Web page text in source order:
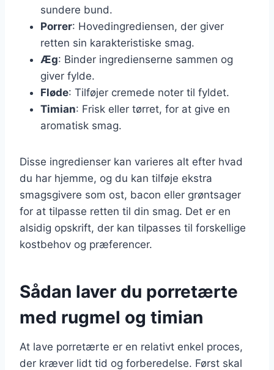
sundere bund.
Porrer: Hovedingrediensen, der giver
retten sin karakteristiske smag.
Æg: Binder ingredienserne sammen og
giver fylde.
Fløde: Tilføjer cremede noter til fyldet.
Timian: Frisk eller tørret, for at give en
aromatisk smag.
Disse ingredienser kan varieres alt efter hvad
du har hjemme, og du kan tilføje ekstra
smagsgivere som ost, bacon eller grøntsager
for at tilpasse retten til din smag. Det er en
alsidig opskrift, der kan tilpasses til forskellige
kostbehov og præferencer.
Sådan laver du porretærte
med rugmel og timian
At lave porretærte er en relativt enkel proces,
der kræver lidt tid og forberedelse. Først skal